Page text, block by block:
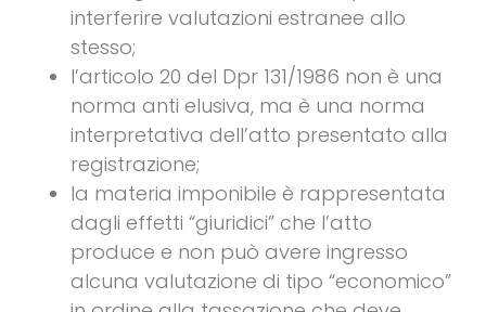
interferire valutazioni estranee allo
stesso;
l’articolo 20 del Dpr 131/1986 non è una
norma anti elusiva, ma è una norma
interpretativa dell’atto presentato alla
registrazione;
la materia imponibile è rappresentata
dagli effetti “giuridici” che l’atto
produce e non può avere ingresso
alcuna valutazione di tipo “economico”